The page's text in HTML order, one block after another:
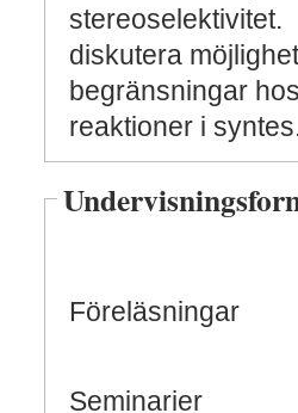
stereoselektivitet.
diskutera
begränsningar
reaktioner i
Föreläsningar
Seminarier